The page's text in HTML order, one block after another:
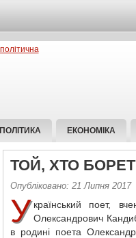
ПОЛІТИКА ЕКОНОМІКА
ТОЙ, ХТО
Опубліковано: 21 Липня 2017
У країнський поет,
Олександрович
в родині поета